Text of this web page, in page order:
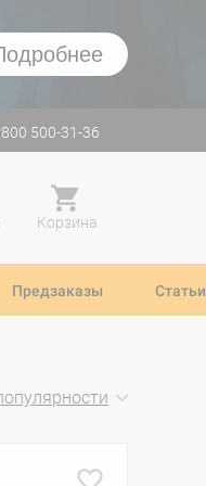
500-31-36
Корзина
Предзаказы Статьи